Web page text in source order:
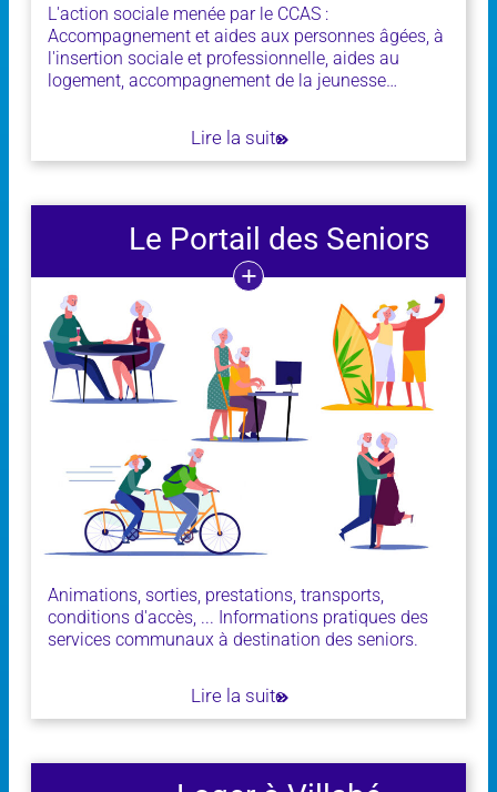
L'action sociale menée par le CCAS :
Accompagnement et aides aux personnes âgées, à
l'insertion sociale et professionnelle, aides au
logement, accompagnement de la jeunesse…
Lire la suite
Le Portail des Seniors
Animations, sorties, prestations, transports,
conditions d'accès, ... Informations pratiques des
services communaux à destination des seniors.
Lire la suite